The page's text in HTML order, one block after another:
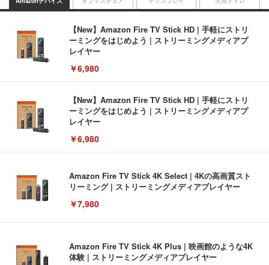
【New】Amazon Fire TV Stick HD | 手軽にストリ
ーミングをはじめよう | ストリーミングメディアプ
レイヤー
￥6,980
【New】Amazon Fire TV Stick HD | 手軽にストリ
ーミングをはじめよう | ストリーミングメディアプ
レイヤー
￥6,980
Amazon Fire TV Stick 4K Select | 4Kの高画質スト
リーミング | ストリーミングメディアプレイヤー
￥7,980
Amazon Fire TV Stick 4K Plus | 映画館のような4K
体験 | ストリーミングメディアプレイヤー